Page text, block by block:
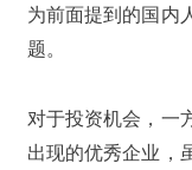
为前面提到的国内
题。
对于投资机会，一
出现的优秀企业，